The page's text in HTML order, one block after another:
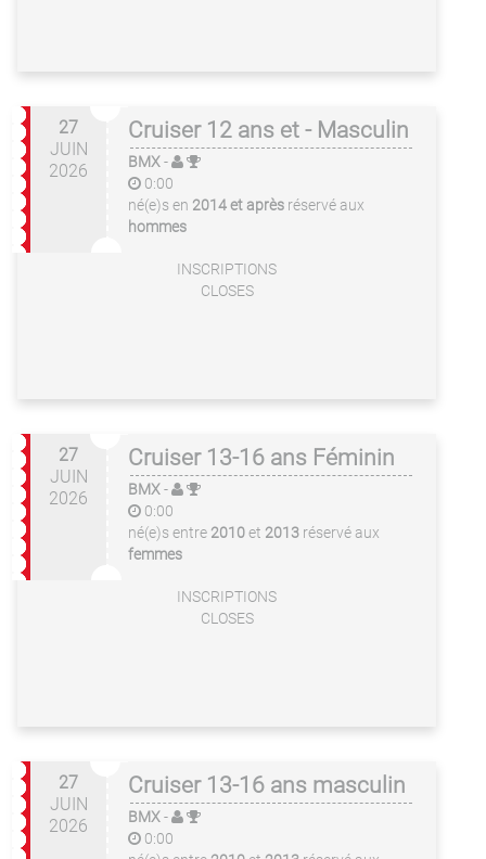
27
JUIN
2026
Cruiser 12 ans et - Masculin
BMX-
0:00
né(e)s en 2014 et après réservé aux
hommes
INSCRIPTIONS
CLOSES
27
JUIN
2026
Cruiser 13-16 ans Féminin
BMX-
0:00
né(e)s entre 2010et 2013 réservé aux
femmes
INSCRIPTIONS
CLOSES
27
JUIN
2026
Cruiser 13-16 ans masculin
BMX-
0:00